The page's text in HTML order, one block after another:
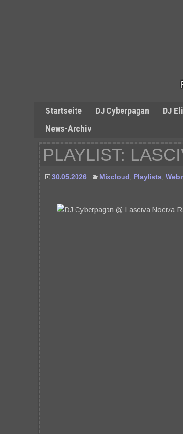
Startseite DJ Cyberpagan DJ
News-Archiv
PLAYLIST:
30.05.2026 Mixcloud Playlists